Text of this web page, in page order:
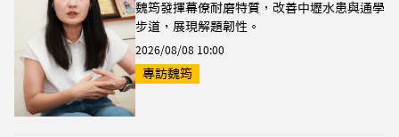
魏筠發揮幕僚耐磨特質，改善中壢水患與通學
步道，展現解題韌性。
2026/08/08 10:00
專訪魏筠